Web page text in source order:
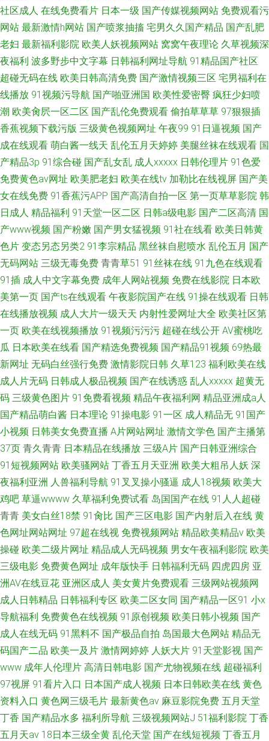
社区成人 在线免费看片 日本一级 国产传媒视频网站 免费观看污
网站 最新激情h网站 国产喷浆抽搐 宅男久久国产精品 国产乱肥
老妇 最新福利影院 欧美人妖视频网站 窝窝午夜理论 久草视频深
夜福利 波多野步中文字幕 日韩福利网址导航 91精品国产社区
超碰无码在线 欧美日韩高清免费 国产激情视频三区 宅男福利在
线播放 91视频污导航 国产啪亚洲国 欧美性爱密臀 疯狂少妇喷
潮 欧美肏屄一区二区 国产乱伦免费观看 偷拍草草草 97狠狠插
香蕉视频下载污版 三级黄色视频网址 午夜99 91日逼视频 国产
成在线观看 萌白酱一线天 乱伦五月天婷婷 美腿丝袜在线观看 国
产精品3p 91综合碰 国产乱女乱 成人xxxxx 日韩伦理片 91色爱
免费黄色av网址 欧美肥老妇 欧美在线tv 加勒比在线视屏 国产美
女在线免费 91香蕉污APP 国产高清自拍一区 第一页草草影院 韩
日成人 精品福利 91天堂一区二区 日韩a级电影 国产二区高清 国
产www视频 国产粉嫩 国产男女猛视频 91社在线看 欧美日韩黄
色片 变态另态另类2 91李宗精品 黑丝袜自慰喷水 乱伦五月 国产
无码网站 三级无毒免费 青青草51 91丝袜在线 91九色在线观看
91插 成人中文字幕免费 成年人网站视频 免费在线影院 日本欧
美第一页 国产ts在线观看 午夜影院国产在线 91操在线观看 日韩
在线播放视频 成人大片一级天天 内射性爱网址大全 欧美社区第
一页 欧美在线视频播放 91视频污污污 超碰在线公开 AV蜜桃吃
瓜 日本欧美在线看 国产精选免费视频 国产精品91视频 69热最
新网址 无码白丝强行免费 激情影院日韩 久草123 福利欧美在线
成人片无码 日韩成人极品视频 国产在线诱惑 乱人xxxxx 超黄无
码 三级黄色图片 91免费看视频 精品午夜福利网 精品亚洲成a人
国产精品萌白酱 日本理论 91操电影 91一区 成人精品无 91国产
小视频 日韩美女免费直播 A片网站网址 激情文学色 国产主播第
37页 青久青青 日本精品在线播放 三级A片 国产日韩亚洲综合
91短视频网站 欧美骚网站 丁香五月天亚洲 欧美大粗吊人妖 深
夜福利亚洲 人兽福利导航 91叉叉操小骚逼 成人18视频 欧美大
鸡吧 草逼wwww 久草福利免费试看 岛国国产在线 91人人超碰
青青 美女白丝18禁 91肏比 国产三区电影 国产内射后入在线 黄
色网址网站网址 97超在线视 免费视频网站 精品欧美精品v 欧美
操碰 欧美二级片网址 精品成人无码视频 男女午夜福利影院 欧美
三级电影 免费黄色网址 成年版快手 日韩福利无码 四虎四房 亚
洲AV在线豆花 亚洲区成人 美女黄片免费观看 三级网站视频网
成人日韩精品 日韩福利专区 欧美二区女同 国产精品一区91 小x
导航福利 免费黄色在线视频 91原创视频 欧美日韩小视频 国产
成人在线无码 91黑料不 国产极品自拍 岛国最大色网站 精品无
码国产二品 欧美一及片 激情网婷婷 人妖大片 91天堂影视 国产
www 成年人伦理片 高清日韩电影 国产尤物视频在线 超碰福利
97视屏 91看片入口 日本国产成人视频 日本日韩欧美在线 黄色
资料入口 黄色网三级毛片 最新黄色av 麻豆影院免费 五月天堂
丁香 国产精品水多 福利所导航 三级视频网站J 51福利影院 丁香
五月天av 18日本三级全黄 乱伦天堂 国产在线短视频 丁香五月